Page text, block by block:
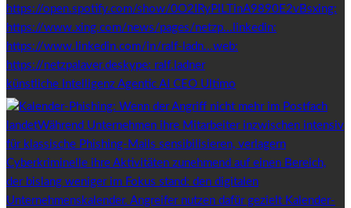
künstliche Intelligenz Agentic AI CEO Ultimo